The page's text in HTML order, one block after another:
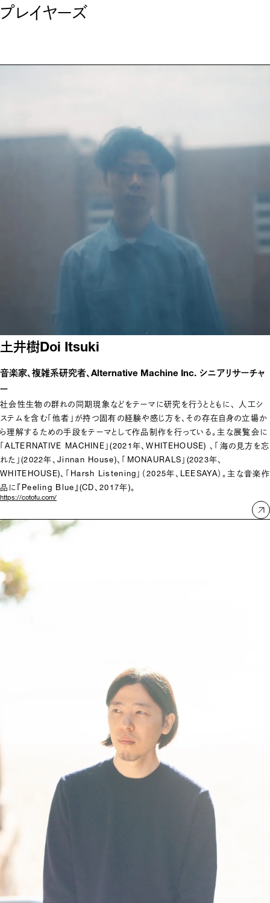
プレイヤーズ
土井樹Doi Itsuki
音楽家、複雑系研究者、Alternative Machine Inc. シニアリサーチャ
ー
社会性生物の群れの同期現象などをテーマに研究を行うとともに、 人工シ
ステムを含む「他者」が持つ固有の経験や感じ方を、その存在自身の立場か
ら理解するための手段をテーマとして作品制作を行っている。主な展覧会に
「ALTERNATIVE MACHINE」(2021年、WHITEHOUSE) 、「海の見方を忘
れた」(2022年、Jinnan House)、「MONAURALS」(2023年、
WHITEHOUSE)、「Harsh Listening」（2025年、LEESAYA）。主な音楽作
品に『Peeling Blue』(CD、2017年)。
https://cotofu.com/